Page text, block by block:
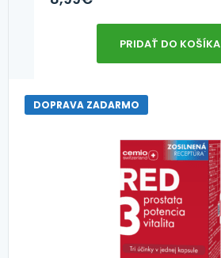
PRIDAŤ DO KOŠÍKA
DOPRAVA ZADARMO